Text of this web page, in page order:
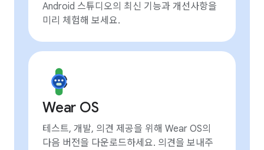
Android 스튜디오의 최신 기능과 개선사항을
미리 체험해 보세요.
Wear OS
테스트, 개발, 의견 제공을 위해 Wear OS의
다음 버전을 다운로드하세요. 의견을 보내주